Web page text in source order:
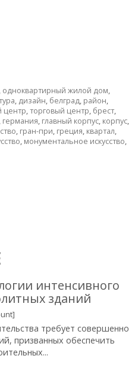
, одноквартирный жилой дом,
, дизайн, белград, район,
центр,торговый центр, брест,
, германия, главный корпус, корпус,
, гран-при, греция, квартал,
, монументальное искусство,
интенсивного
зданий
требует совершенно
призванных обеспечить